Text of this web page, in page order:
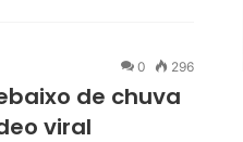
0 296
de chuva
viral